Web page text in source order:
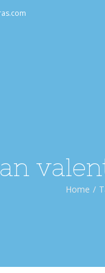
Home /